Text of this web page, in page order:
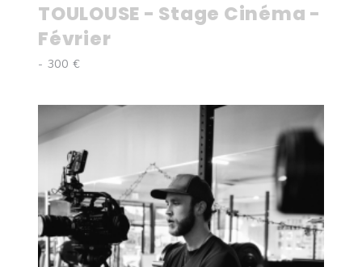
TOULOUSE - Stage Cinéma -
Février
- 300 €